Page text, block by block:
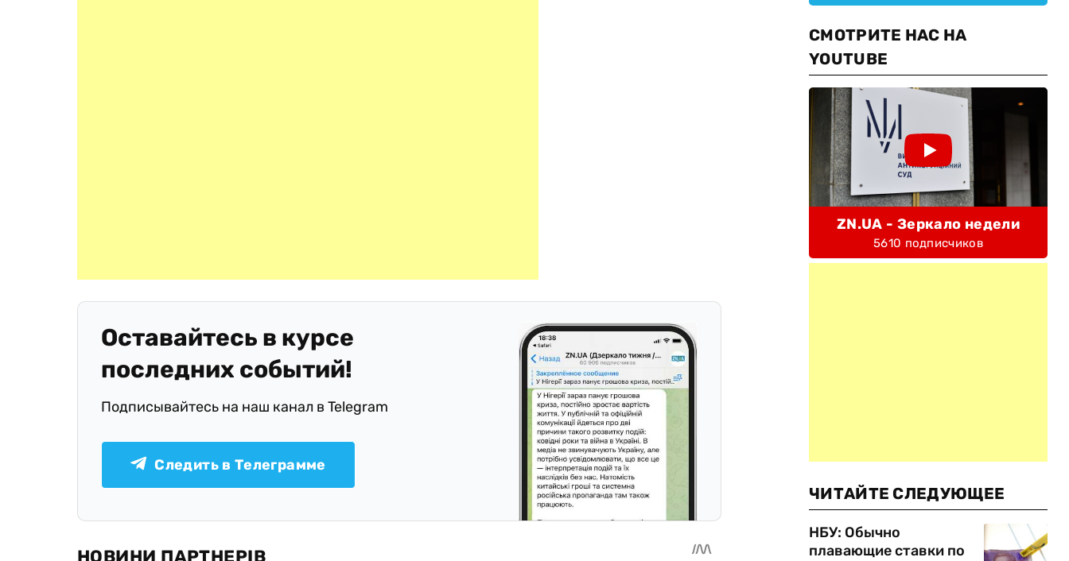
Оставайтесь в курсе
последних событий!
Подписывайтесь на наш канал в Telegram
Следить в Телеграмме
СМОТРИТЕ НАС НА
YOUTUBE
ZN.UA - Зеркало недели
5610 подписчиков
ЧИТАЙТЕ СЛЕДУЮЩЕЕ
НБУ: Обычно
плавающие ставки по